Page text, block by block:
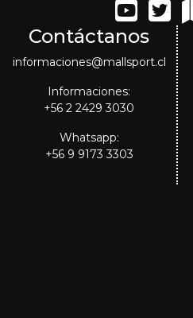
Contáctanos
informaciones@mallsport.cl
Informaciones:
+56 2 2429 3030
Whatsapp:
+56 9 9173 3303